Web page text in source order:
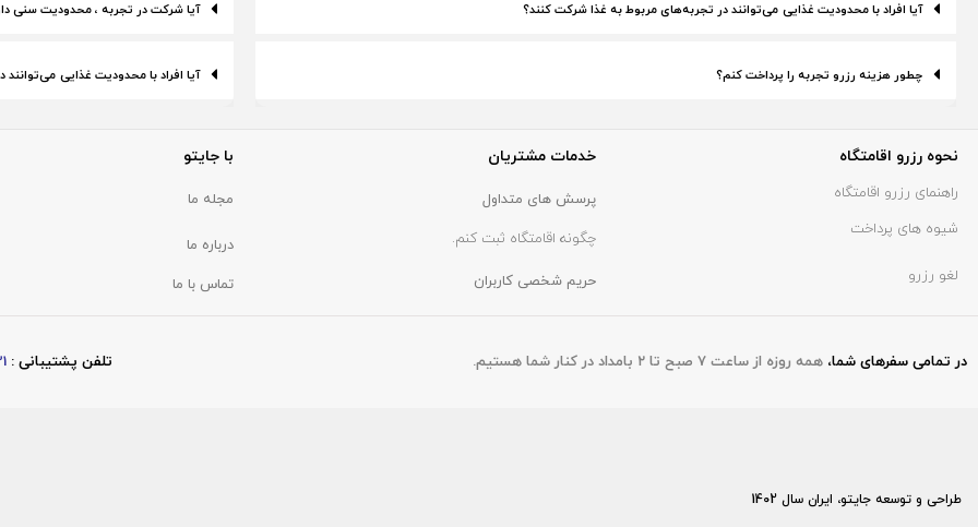
آیا افراد با محدودیت غذایی می‌توانند در تجربه‌های مربوط به غذا شرکت کنند؟
چطور هزینه رزرو تجربه را پرداخت کنم؟
آیا شرکت در تجربه ، محدودیت سنی
آیا افراد با محدودیت غذایی
نحوه رزرو اقامتگاه
راهنمای رزرو اقامتگاه
شیوه های پرداخت
لغو رزرو
خدمات مشتریان
پرسش های متداول
چگونه اقامتگاه ثبت کنم.
حریم شخصی کاربران
با جایتو
مجله ما
درباره ما
تماس با ما
در تمامی سفر‌های شما، همه روزه از ساعت ۷ صبح تا ۲ بامداد در کنار شما هستیم. تلفن پشتیبانی :
طراحی و توسعه جایتو، ایران سال 1402